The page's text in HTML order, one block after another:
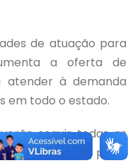
de atuação para
a oferta de
atender à demanda
em todo o estado.
seguir todas as
estabelecidas pelos